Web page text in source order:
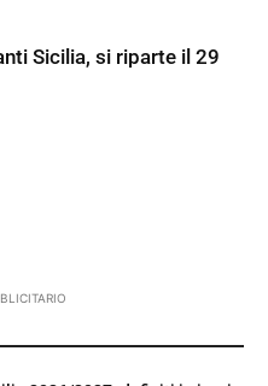
Sicilia, si riparte il 29